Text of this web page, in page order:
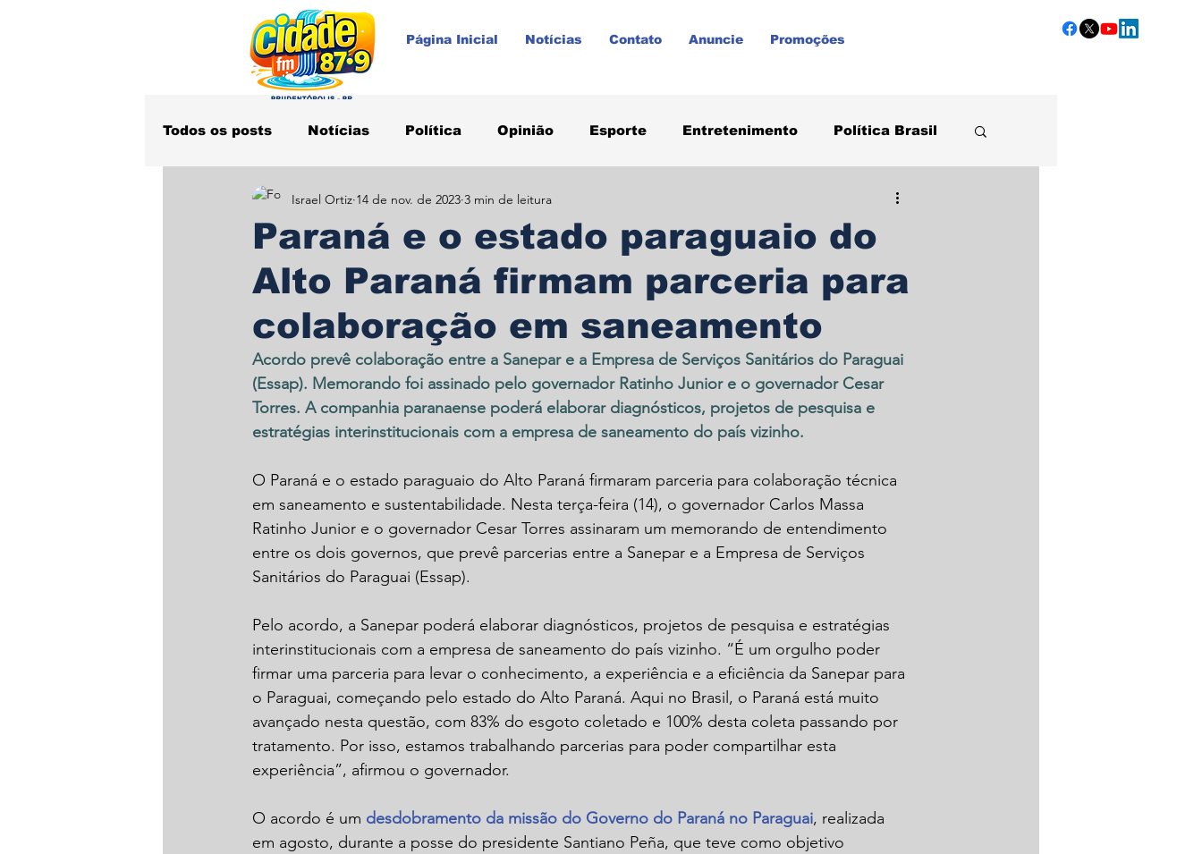
Página Inicial Notícias Contato Anuncie Promoções
Todos os posts Notícias Política Opinião Esporte Entretenimento Política Brasil
Obituário Polícia Saúde Paraná Agronegócio
Paraná e o estado paraguaio do
Alto Paraná firmam parceria para
colaboração em saneamento
Israel Ortiz 14 de nov. de 2023 3 min de leitura
Acordo prevê colaboração entre a Sanepar e a Empresa de Serviços Sanitários do Paraguai
(Essap). Memorando foi assinado pelo governador Ratinho Junior e o governador Cesar
Torres. A companhia paranaense poderá elaborar diagnósticos, projetos de pesquisa e
estratégias interinstitucionais com a empresa de saneamento do país vizinho.
O Paraná e o estado paraguaio do Alto Paraná firmaram parceria para colaboração técnica
em saneamento e sustentabilidade. Nesta terça-feira (14), o governador Carlos Massa
Ratinho Junior e o governador Cesar Torres assinaram um memorando de entendimento
entre os dois governos, que prevê parcerias entre a Sanepar e a Empresa de Serviços
Sanitários do Paraguai (Essap).
Pelo acordo, a Sanepar poderá elaborar diagnósticos, projetos de pesquisa e estratégias
interinstitucionais com a empresa de saneamento do país vizinho. “É um orgulho poder
firmar uma parceria para levar o conhecimento, a experiência e a eficiência da Sanepar para
o Paraguai, começando pelo estado do Alto Paraná. Aqui no Brasil, o Paraná está muito
avançado nesta questão, com 83% do esgoto coletado e 100% desta coleta passando por
tratamento. Por isso, estamos trabalhando parcerias para poder compartilhar esta
experiência”, afirmou o governador.
O acordo é um desdobramento da missão do Governo do Paraná no Paraguai, realizada
em agosto, durante a posse do presidente Santiano Peña, que teve como objetivo